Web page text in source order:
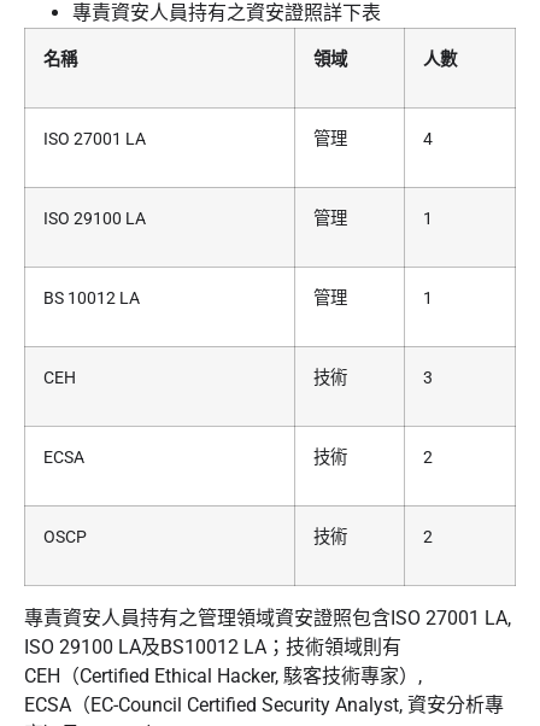
專責資安人員持有之資安證照詳下表
名稱 領域 人數
ISO 27001 LA 管理 4
ISO 29100 LA 管理 1
BS 10012 LA 管理 1
CEH 技術 3
ECSA 技術 2
OSCP 技術 2
專責資安人員持有之管理領域資安證照包含ISO 27001 LA,
ISO 29100 LA及BS10012 LA；技術領域則有
CEH（Certified Ethical Hacker, 駭客技術專家）,
ECSA（EC-Council Certified Security Analyst, 資安分析專